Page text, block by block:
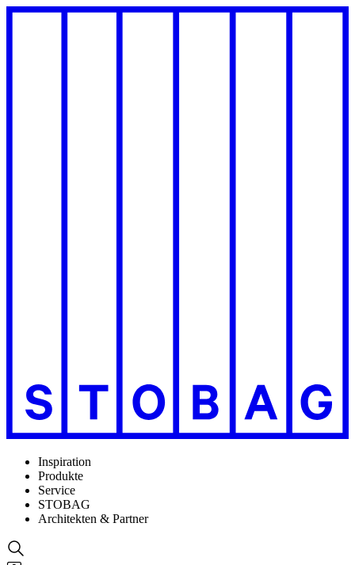
Inspiration
Produkte
Service
STOBAG
Architekten & Partner